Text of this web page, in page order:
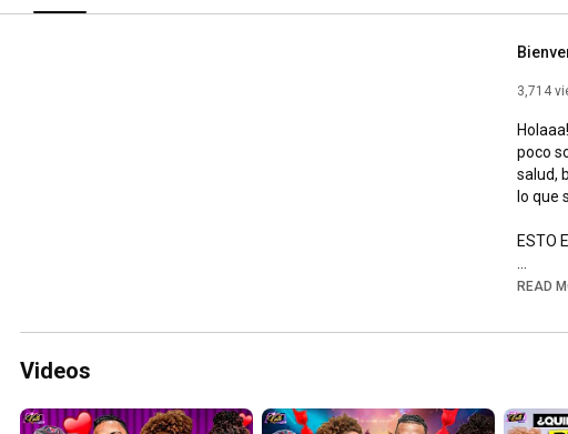
3,714
poco
salud,
lo que
ESTO
Mi
READ
Videos